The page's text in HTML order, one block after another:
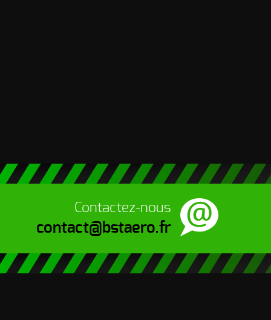
Contactez-nous
contact@bstaero.fr